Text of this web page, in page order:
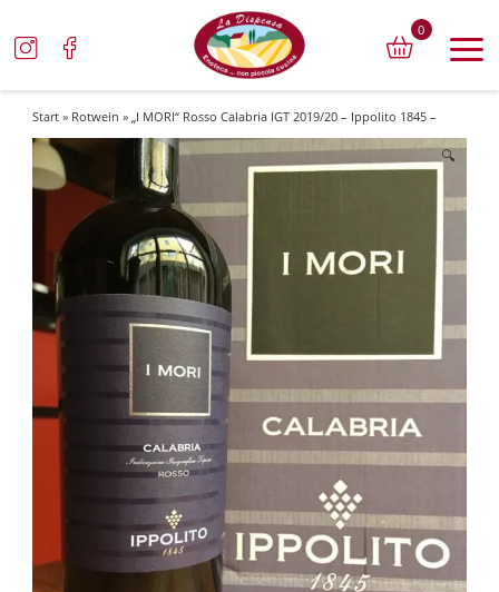
0
Start » Rotwein » „I MORI“ Rosso Calabria IGT 2019/20 – Ippolito 1845 –
🔍